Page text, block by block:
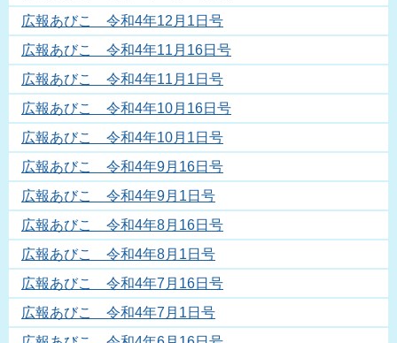
広報あびこ 令和4年12月1日号
広報あびこ 令和4年11月16日号
広報あびこ 令和4年11月1日号
広報あびこ 令和4年10月16日号
広報あびこ 令和4年10月1日号
広報あびこ 令和4年9月16日号
広報あびこ 令和4年9月1日号
広報あびこ 令和4年8月16日号
広報あびこ 令和4年8月1日号
広報あびこ 令和4年7月16日号
広報あびこ 令和4年7月1日号